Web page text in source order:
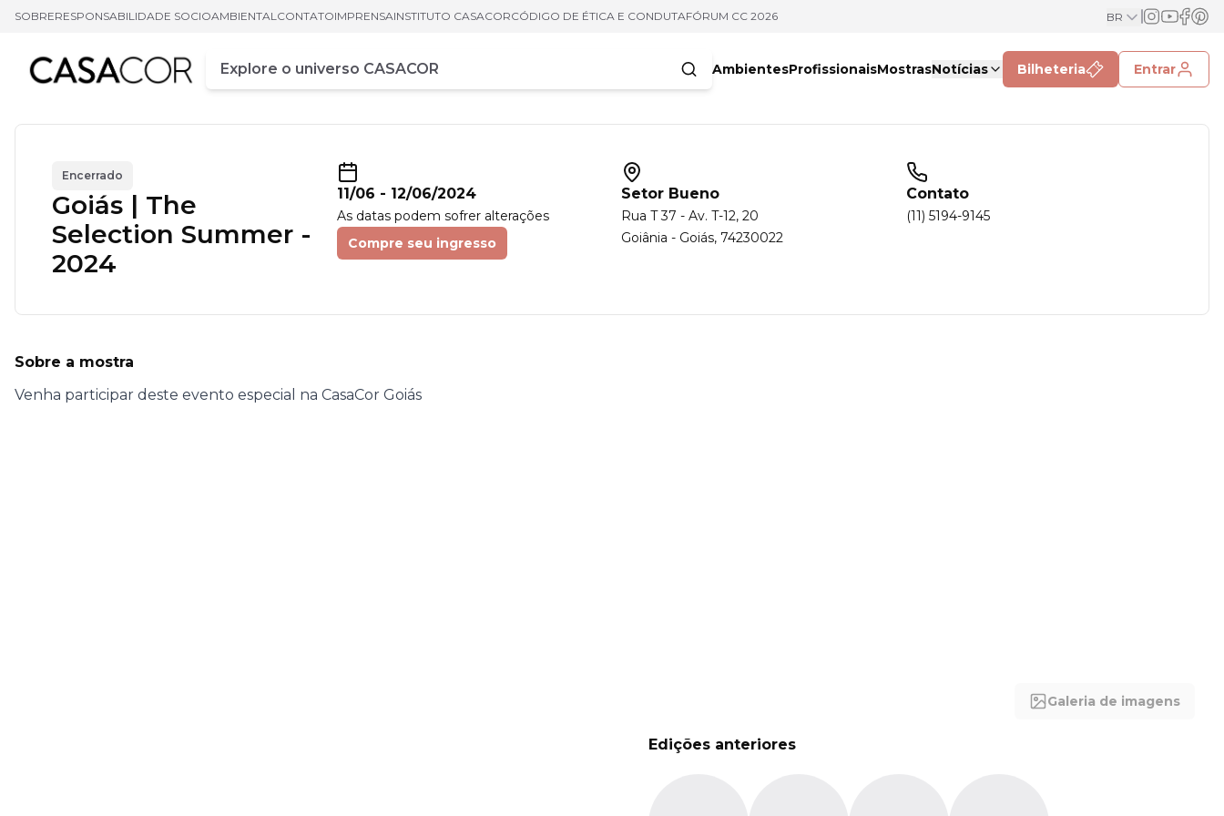
SOBRERESPONSABILIDADE SOCIOAMBIENTALCONTATOIMPRENSAINSTITUTO CASACORCÓDIGO DE ÉTICA E CONDUTAFÓRUM CC 2026 BR
Campo de busca
Digite pelo menos três caracteres
AmbientesProfissionaisMostrasNotícias Bilheteria Entrar
Encerrado
Goiás | The
Selection Summer -
2024
11/06 - 12/06/2024
As datas podem sofrer alterações
Compre seu ingresso
Setor Bueno
Rua T 37 - Av. T-12, 20
Goiânia - Goiás, 74230022
Contato
(11) 5194-9145
Sobre a mostra
Venha participar deste evento especial na CasaCor Goiás
Galeria de imagens
Edições anteriores